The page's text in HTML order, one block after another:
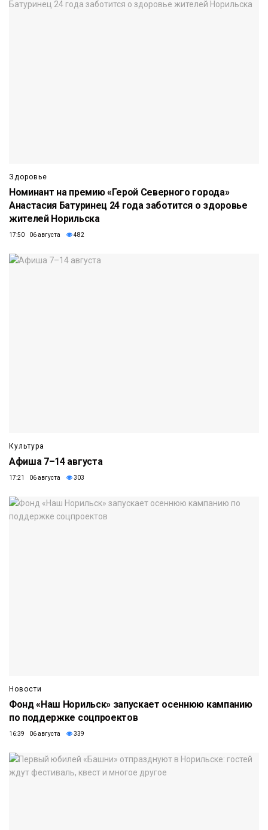
Здоровье
Номинант на премию «Герой Северного города»
Анастасия Батуринец 24 года заботится о здоровье
жителей Норильска
17:50 06 августа 482
Культура
Афиша 7–14 августа
17:21 06 августа 303
Новости
Фонд «Наш Норильск» запускает осеннюю кампанию
по поддержке соцпроектов
16:39 06 августа 339